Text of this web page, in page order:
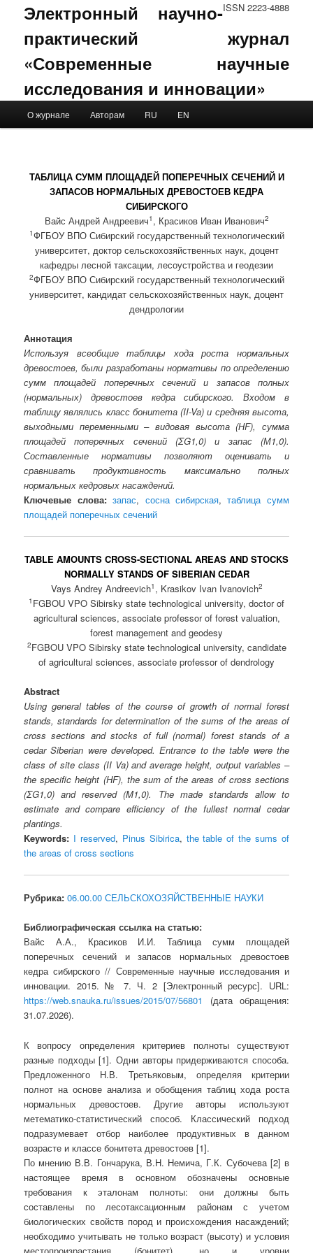
ISSN 2223-4888
Электронный научно-
практический журнал
«Современные научные
исследования и инновации»
Skip to primary content
Skip to secondary content
О журнале Авторам RU EN
ТАБЛИЦА СУММ ПЛОЩАДЕЙ ПОПЕРЕЧНЫХ СЕЧЕНИЙ И
ЗАПАСОВ НОРМАЛЬНЫХ ДРЕВОСТОЕВ КЕДРА
СИБИРСКОГО
Вайс Андрей Андреевич1 , Красиков Иван Иванович2
1ФГБОУ ВПО Сибирский государственный технологический
университет, доктор сельскохозяйственных наук, доцент
кафедры лесной таксации, лесоустройства и геодезии
2ФГБОУ ВПО Сибирский государственный технологический
университет, кандидат сельскохозяйственных наук, доцент
дендрологии
Аннотация
Используя всеобщие таблицы хода роста нормальных
древостоев, были разработаны нормативы по определению
сумм площадей поперечных сечений и запасов полных
(нормальных) древостоев кедра сибирского. Входом в
таблицу являлись класс бонитета (II-Va) и средняя высота,
выходными переменными – видовая высота (НF), сумма
площадей поперечных сечений (ΣG1,0) и запас (М1,0).
Составленные нормативы позволяют оценивать и
сравнивать продуктивность максимально полных
нормальных кедровых насаждений.
Ключевые слова: запас, сосна сибирская,таблица сумм
площадей поперечных сечений
TABLE AMOUNTS CROSS-SECTIONAL AREAS AND STOCKS
NORMALLY STANDS OF SIBERIAN CEDAR
Vays Andrey Andreevich1 , Krasikov Ivan Ivanovich2
1 FGBOU VPO Sibirsky state technological university, doctor of
agricultural sciences, associate professor of forest valuation,
forest management and geodesy
2FGBOU VPO Sibirsky state technological university, candidate
of agricultural sciences, associate professor of dendrology
Abstract
Using general tables of the course of growth of normal forest
stands, standards for determination of the sums of the areas of
cross sections and stocks of full (normal) forest stands of a
cedar Siberian were developed. Entrance to the table were the
class of site class (II Va) and average height, output variables –
the specific height (HF), the sum of the areas of cross sections
(ΣG1,0) and reserved (M1,0). The made standards allow to
estimate and compare efficiency of the fullest normal cedar
plantings.
Keywords: I reserved, Pinus Sibirica, the table of the sums of
the areas of cross sections
Рубрика: 06.00.00 СЕЛЬСКОХОЗЯЙСТВЕННЫЕ НАУКИ
Библиографическая ссылка на статью:
Вайс А.А., Красиков И.И. Таблица сумм площадей
поперечных сечений и запасов нормальных древостоев
кедра сибирского // Современные научные исследования и
инновации. 2015. № 7. Ч. 2 [Электронный ресурс]. URL:
https://web.snauka.ru/issues/2015/07/56801
(дата обращения:
31.07.2026).
К вопросу определения критериев полноты существуют
разные подходы [1]. Одни авторы придерживаются способа.
Предложенного Н.В. Третьяковым, определяя критерии
полнот на основе анализа и обобщения таблиц хода роста
нормальных древостоев. Другие авторы используют
метематико-статистический способ. Классический подход
подразумевает отбор наиболее продуктивных в данном
возрасте и классе бонитета древостоев [1].
По мнению В.В. Гончарука, В.Н. Немича, Г.К. Субочева [2] в
настоящее время в основном обозначены основные
требования к эталонам полноты: они должны быть
составлены по лесотаксационным районам с учетом
биологических свойств пород и происхождения насаждений;
необходимо учитывать не только возраст (высоту) и условия
местопроизрастания (бонитет), но и уровни